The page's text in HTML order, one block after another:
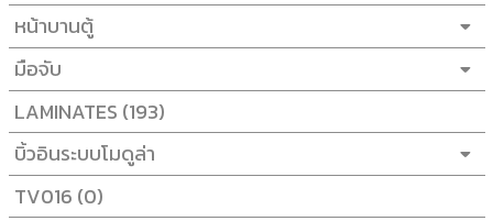
หน้าบานตู้
มือจับ
LAMINATES (193)
บิ้วอินระบบโมดูล่า
TV016 (0)